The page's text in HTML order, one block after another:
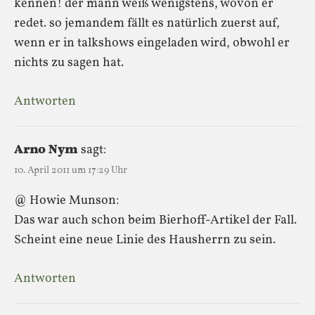
kennen! der mann weiß wenigstens, wovon er
redet. so jemandem fällt es natürlich zuerst auf,
wenn er in talkshows eingeladen wird, obwohl er
nichts zu sagen hat.
Antworten
Arno Nymsagt:
10. April 2011 um 17:29 Uhr
@ Howie Munson:
Das war auch schon beim Bierhoff-Artikel der Fall.
Scheint eine neue Linie des Hausherrn zu sein.
Antworten